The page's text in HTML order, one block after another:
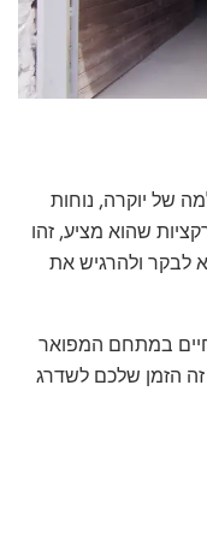
של יוקרה, נוחות
שהוא מציע, זהו
לבקר ולהרגיש את
במתחם המפואר
הזמן שלכם לשדרג